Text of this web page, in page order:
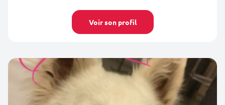
Voir son profil